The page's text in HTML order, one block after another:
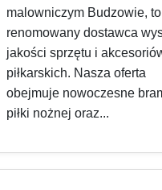
malowniczym Budzowie, to
renomowany dostawca
jakości sprzętu i
piłkarskich. Nasza oferta
obejmuje nowoczesne
piłki nożnej oraz...